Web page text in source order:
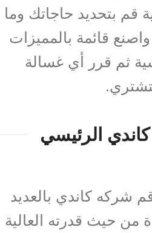
قم بتحديد حاجاتك وما
قائمة بالمميزات
ثم قرر أي غسالة
الرئيسي
شركه كاندي بالعديد
من حيث قدرته العالية